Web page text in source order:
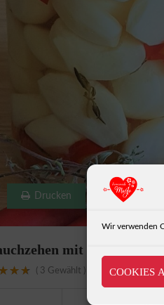
Wir verwenden
COOKIES
Drucken
mit Chili
3 Gewählt )